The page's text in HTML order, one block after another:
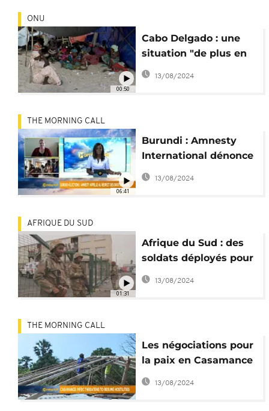
00:50
ONU
Cabo Delgado : une
situation "de plus en
plus alarmante" pour
l'ONU
13/08/2024
06:41
THE MORNING CALL
Burundi : Amnesty
International dénonce
une campagne
suicidaire
13/08/2024
01:31
AFRIQUE DU SUD
Afrique du Sud : des
soldats déployés pour
lutter contre les gangs
13/08/2024
THE MORNING CALL
Les négociations pour
la paix en Casamance
piétinent [Morning
Call ]
13/08/2024